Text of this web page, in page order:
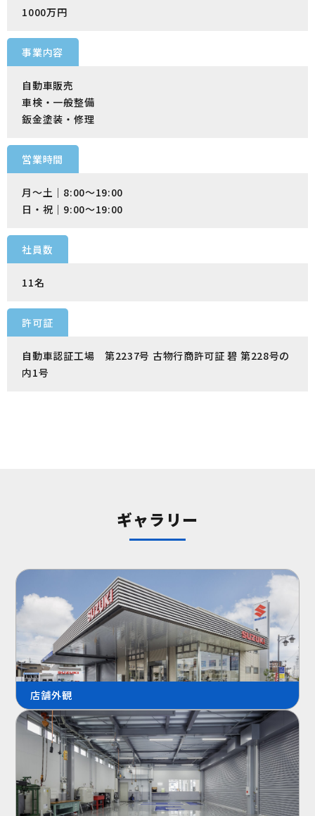
1000万円
事業内容
自動車販売
車検・一般整備
鈑金塗装・修理
営業時間
月～土｜8:00～19:00
日・祝｜9:00～19:00
社員数
11名
許可証
自動車認証工場 第2237号 古物行商許可証 碧 第228号の
内1号
ギャラリー
店舗外観